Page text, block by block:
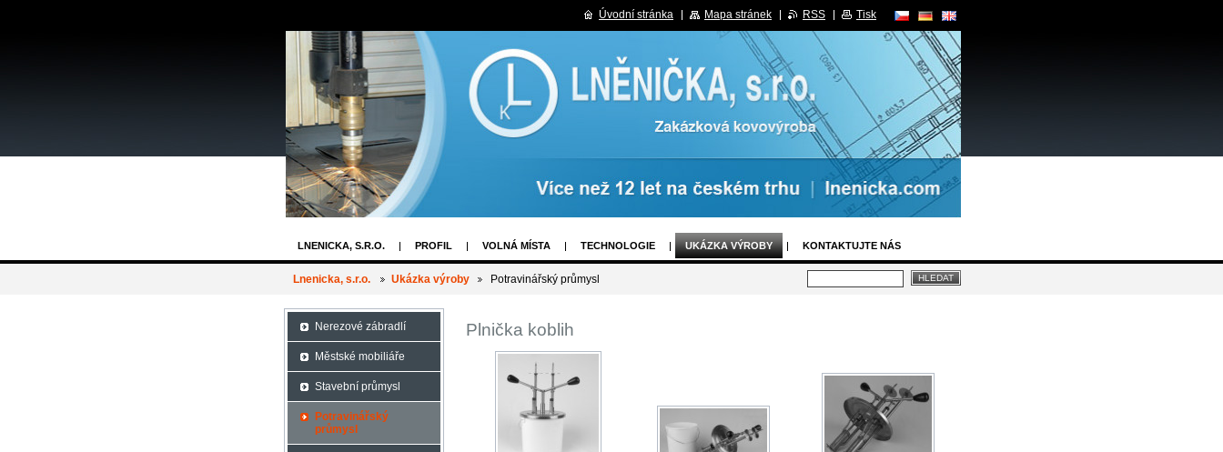
LNENICKA, S.R.O. PROFIL VOLNÁ MÍSTA TECHNOLOGIE UKÁZKA VÝROBY KONTAKTUJTE NÁS
REFERENCE TECHNICKÉ LODĚ KONTAKT
Lnenicka, s.r.o. Ukázka výroby Potravinářský průmysl
Plnička koblih
Nerezové zábradlí
Městské mobiliáře
Stavební průmysl
Potravinářský
průmysl
Úvodní stránka Mapa stránek RSS Tisk